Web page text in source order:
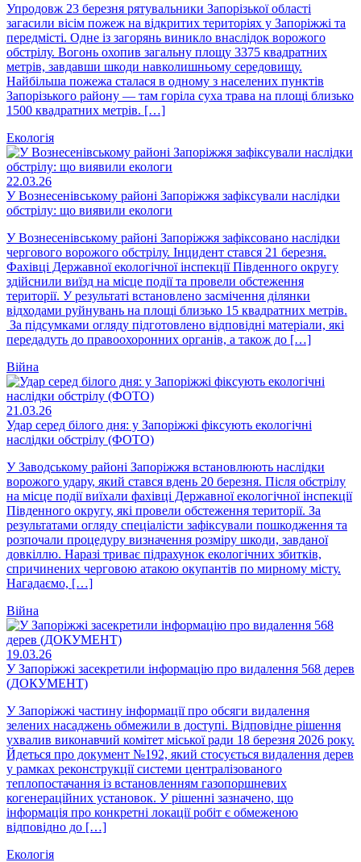
Упродовж 23 березня рятувальники Запорізької області
загасили вісім пожеж на відкритих територіях у Запоріжжі та
передмісті. Одне із загорянь виникло внаслідок ворожого
обстрілу. Вогонь охопив загальну площу 3375 квадратних
метрів, завдавши шкоди навколишньому середовищу.
Найбільша пожежа сталася в одному з населених пунктів
Запорізького району — там горіла суха трава на площі близько
1500 квадратних метрів. […]
Екологія
22.03.26
У Вознесенівському районі Запоріжжя зафіксували наслідки
обстрілу: що виявили екологи
У Вознесенівському районі Запоріжжя зафіксовано наслідки
чергового ворожого обстрілу. Інцидент стався 21 березня.
Фахівці Державної екологічної інспекції Південного округу
здійснили виїзд на місце події та провели обстеження
території. У результаті встановлено засмічення ділянки
відходами руйнувань на площі близько 15 квадратних метрів.
За підсумками огляду підготовлено відповідні матеріали, які
передадуть до правоохоронних органів, а також до […]
Війна
21.03.26
Удар серед білого дня: у Запоріжжі фіксують екологічні
наслідки обстрілу (ФОТО)
У Заводському районі Запоріжжя встановлюють наслідки
ворожого удару, який стався вдень 20 березня. Після обстрілу
на місце події виїхали фахівці Державної екологічної інспекції
Південного округу, які провели обстеження території. За
результатами огляду спеціалісти зафіксували пошкодження та
розпочали процедуру визначення розміру шкоди, завданої
довкіллю. Наразі триває підрахунок екологічних збитків,
спричинених черговою атакою окупантів по мирному місту.
Нагадаємо, […]
Війна
19.03.26
У Запоріжжі засекретили інформацію про видалення 568 дерев
(ДОКУМЕНТ)
У Запоріжжі частину інформації про обсяги видалення
зелених насаджень обмежили в доступі. Відповідне рішення
ухвалив виконавчий комітет міської ради 18 березня 2026 року.
Йдеться про документ №192, який стосується видалення дерев
у рамках реконструкції системи централізованого
теплопостачання із встановленням газопоршневих
когенераційних установок. У рішенні зазначено, що
інформація про конкретні локації робіт є обмеженою
відповідно до […]
Екологія